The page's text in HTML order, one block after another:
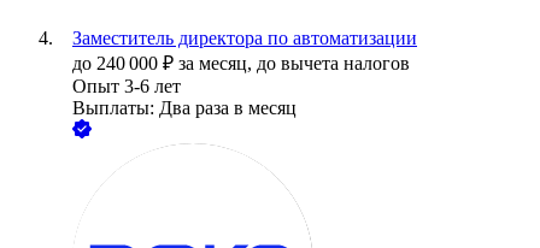
Заместитель директора по автоматизации
до 240 000 ₽ за месяц, до вычета налогов
Опыт 3-6 лет
Выплаты: Два раза в месяц